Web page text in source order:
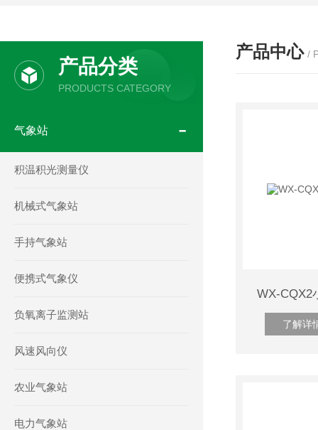
产品分类
PRODUCTS CATEGORY
气象站
积温积光测量仪
机械式气象站
手持气象站
便携式气象仪
负氧离子监测站
风速风向仪
农业气象站
电力气象站
产品中心 /
WX-CQX2
了解详